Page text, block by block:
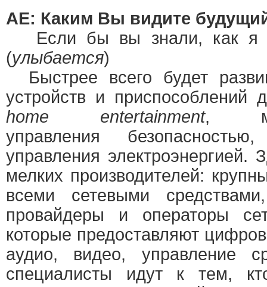
АЕ: Каким Вы видите
Если бы вы знали, как я
(улыбается)
Быстрее всего будет
устройств и приспособлений
home entertainment,
управления
управления электроэнергией.
мелких производителей:
всеми сетевыми
провайдеры и операторы
которые предоставляют
аудио, видео, управление
специалисты идут к тем,